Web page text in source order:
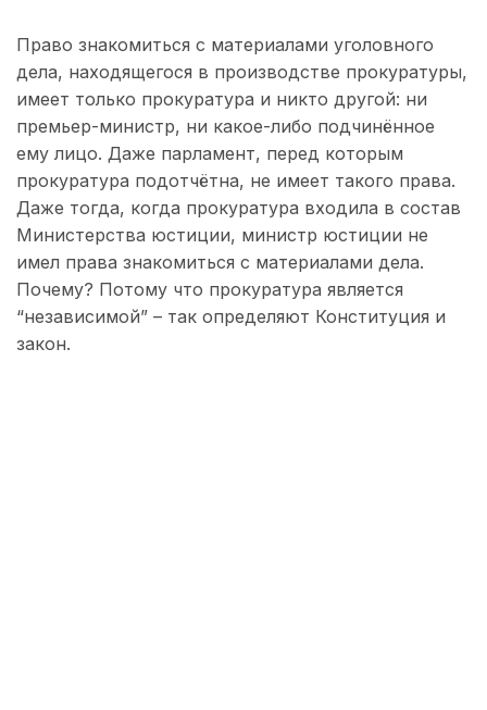
Право знакомиться с материалами уголовного
дела, находящегося в производстве прокуратуры,
имеет только прокуратура и никто другой: ни
премьер-министр, ни какое-либо подчинённое
ему лицо. Даже парламент, перед которым
прокуратура подотчётна, не имеет такого права.
Даже тогда, когда прокуратура входила в состав
Министерства юстиции, министр юстиции не
имел права знакомиться с материалами дела.
Почему? Потому что прокуратура является
“независимой” – так определяют Конституция и
закон.